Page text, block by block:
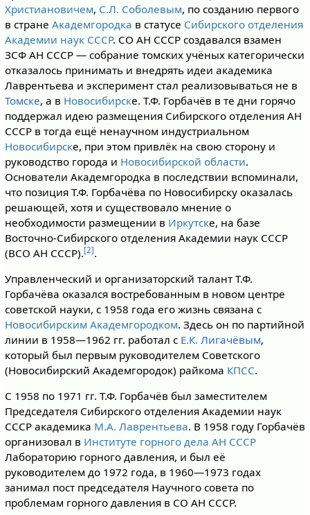
Христиановичем, С.Л. Соболевым, по созданию первого
в стране Академгородка в статусе Сибирского отделения
Академии наук СССР. СО АН СССР создавался взамен
ЗСФ АН СССР — собрание томских учёных категорически
отказалось принимать и внедрять идеи академика
Лаврентьева и эксперимент стал реализовываться не в
Томске, а в Новосибирске. Т.Ф. Горбачёв в те дни горячо
поддержал идею размещения Сибирского отделения АН
СССР в тогда ещё ненаучном индустриальном
Новосибирске, при этом привлёк на свою сторону и
руководство города и Новосибирской области.
Основатели Академгородка в последствии вспоминали,
что позиция Т.Ф. Горбачёва по Новосибирску оказалась
решающей, хотя и существовало мнение о
необходимости размещении в Иркутске, на базе
Восточно-Сибирского отделения Академии наук СССР
(ВСО АН СССР).[2].
Управленческий и организаторский талант Т.Ф.
Горбачёва оказался востребованным в новом центре
советской науки, с 1958 года его жизнь связана с
Новосибирским Академгородком. Здесь он по партийной
линии в 1958—1962 гг. работал с Е.К. Лигачёвым,
который был первым руководителем Советского
(Новосибирский Академгородок) райкома КПСС.
С 1958 по 1971 гг. Т.Ф. Горбачёв был заместителем
Председателя Сибирского отделения Академии наук
СССР академика М.А. Лаврентьева. В 1958 году Горбачёв
организовал в Институте горного дела АН СССР
Лабораторию горного давления, и был её
руководителем до 1972 года, в 1960—1973 годах
занимал пост председателя Научного совета по
проблемам горного давления в СО АН СССР.